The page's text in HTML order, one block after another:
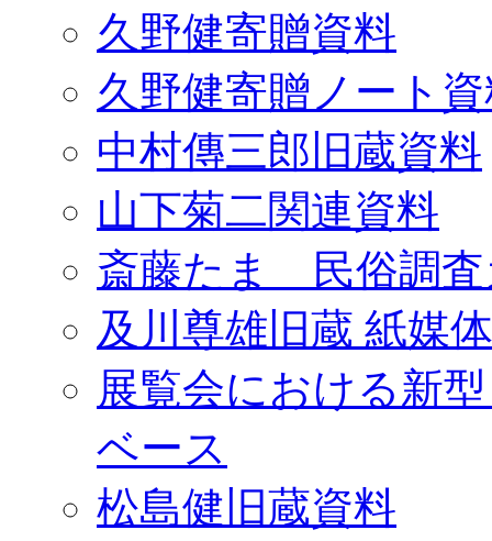
久野健寄贈資料
久野健寄贈ノート
中村傳三郎旧蔵資料
山下菊二関連資料
斎藤たま 民俗調査
及川尊雄旧蔵 紙媒
展覧会における新
ベース
松島健旧蔵資料